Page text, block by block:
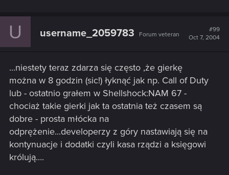
U username_2059783 Forum veteran
#99
Oct 7, 2004
...niestety teraz zdarza się często ,że gierkę
można w 8 godzin (sic!) łyknąć jak np. Call of Duty
lub - ostatnio grałem w Shellshock:NAM 67 -
chociaż takie gierki jak ta ostatnia też czasem są
dobre - prosta młócka na
odprężenie...developerzy z góry nastawiają się na
kontynuacje i dodatki czyli kasa rządzi a księgowi
królują....